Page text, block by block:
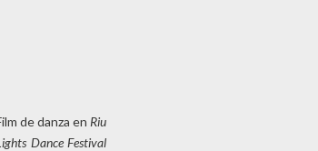
de danza en Riu
Dance Festival